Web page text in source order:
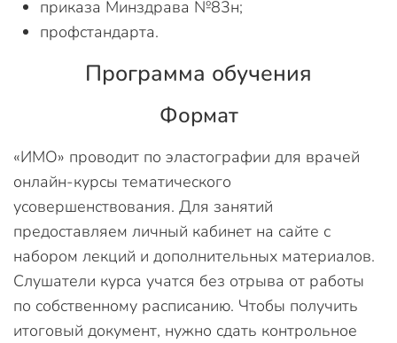
приказа Минздрава №83н;
профстандарта.
Программа обучения
Формат
«ИМО» проводит по эластографии для врачей
онлайн-курсы тематического
усовершенствования. Для занятий
предоставляем личный кабинет на сайте с
набором лекций и дополнительных материалов.
Слушатели курса учатся без отрыва от работы
по собственному расписанию. Чтобы получить
итоговый документ, нужно сдать контрольное